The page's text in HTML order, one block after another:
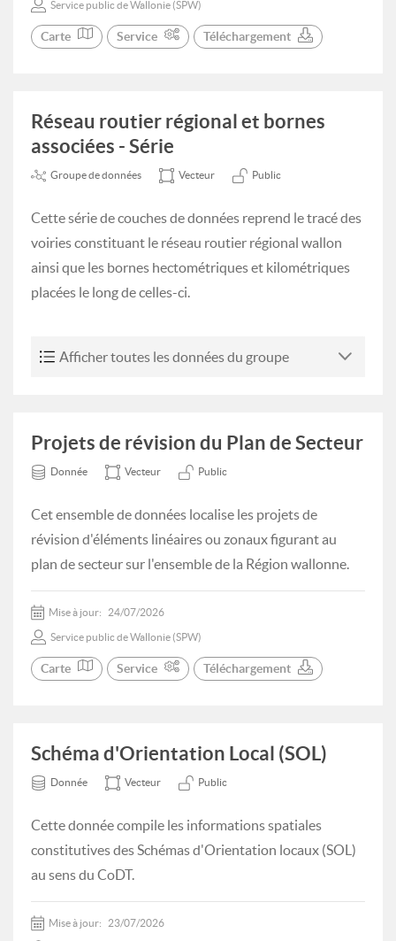
Service public de Wallonie (SPW)
Carte Service Téléchargement
Réseau routier régional et bornes
associées - Série
Groupe de données Vecteur Public
Cette série de couches de données reprend le tracé des
voiries constituant le réseau routier régional wallon
ainsi que les bornes hectométriques et kilométriques
placées le long de celles-ci.
Afficher toutes les données du groupe
Projets de révision du Plan de Secteur
Donnée Vecteur Public
Cet ensemble de données localise les projets de
révision d'éléments linéaires ou zonaux figurant au
plan de secteur sur l'ensemble de la Région wallonne.
Mise à jour: 24/07/2026
Service public de Wallonie (SPW)
Carte Service Téléchargement
Schéma d'Orientation Local (SOL)
Donnée Vecteur Public
Cette donnée compile les informations spatiales
constitutives des Schémas d'Orientation locaux (SOL)
au sens du CoDT.
Mise à jour: 23/07/2026